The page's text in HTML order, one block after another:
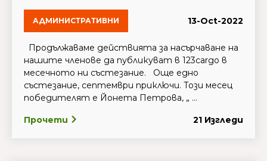
АДМИНИСТРАТИВНИ 13-Oct-2022
Продължаваме действията за насърчаване на
нашите членове да публикуват в 123cargo в
месечното ни състезание. Още едно
състезание, септември приключи. Този месец
победителят е Йонета Петрова, „ ...
Прочети 21 Изгледи